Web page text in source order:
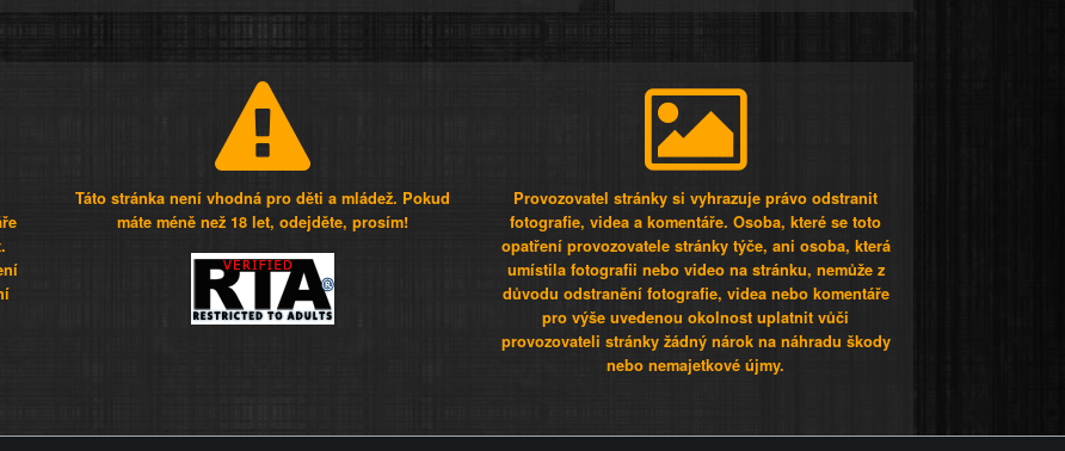
Táto stránka není vhodná pro děti a mládež. Pokud
máte méně než 18 let, odejděte, prosím!
Provozovatel stránky si vyhrazuje právo odstranit
fotografie, videa a komentáře. Osoba, které se toto
opatření provozovatele stránky týče, ani osoba, která
umístila fotografii nebo video na stránku, nemůže z
důvodu odstranění fotografie, videa nebo komentáře
pro výše uvedenou okolnost uplatnit vůči
provozovateli stránky žádný nárok na náhradu škody
nebo nemajetkové újmy.